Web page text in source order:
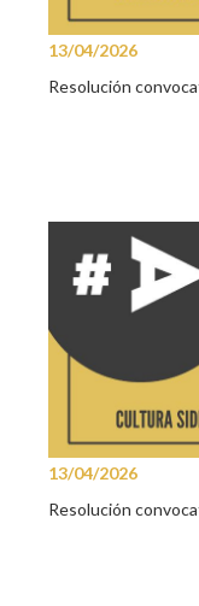
13/04/2026
Resolución
13/04/2026
Resolución